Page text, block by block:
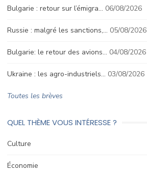
Bulgarie : retour sur l’émigra… 06/08/2026
Russie : malgré les sanctions,… 05/08/2026
Bulgarie: le retour des avions… 04/08/2026
Ukraine : les agro-industriels… 03/08/2026
Toutes les brèves
QUEL THÈME VOUS INTÉRESSE ?
Culture
Économie